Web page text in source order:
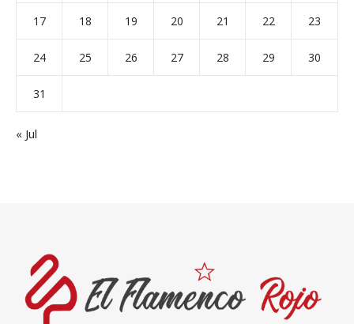
17 18 19 20 21 22 23
24 25 26 27 28 29 30
31
« Jul